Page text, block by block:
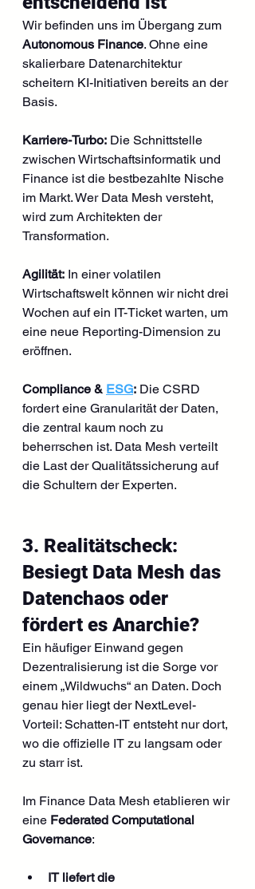
Wir befinden uns im Übergang zum
Autonomous Finance. Ohne eine
skalierbare Datenarchitektur
scheitern KI-Initiativen bereits an der
Basis.
Karriere-Turbo: Die Schnittstelle
zwischen Wirtschaftsinformatik und
Finance ist die bestbezahlte Nische
im Markt. Wer Data Mesh versteht,
wird zum Architekten der
Transformation.
Agilität: In einer volatilen
Wirtschaftswelt können wir nicht drei
Wochen auf ein IT-Ticket warten, um
eine neue Reporting-Dimension zu
eröffnen.
Compliance & ESG: Die CSRD
fordert eine Granularität der Daten,
die zentral kaum noch zu
beherrschen ist. Data Mesh verteilt
die Last der Qualitätssicherung auf
die Schultern der Experten.
3. Realitätscheck:
Besiegt Data Mesh das
Datenchaos oder
fördert es Anarchie?
Ein häufiger Einwand gegen
Dezentralisierung ist die Sorge vor
einem „Wildwuchs“ an Daten. Doch
genau hier liegt der NextLevel-
Vorteil: Schatten-IT entsteht nur dort,
wo die offizielle IT zu langsam oder
zu starr ist.
Im Finance Data Mesh etablieren wir
eine Federated Computational
Governance:
IT liefert die